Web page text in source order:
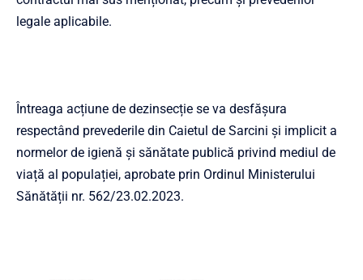
legale aplicabile.
Întreaga acțiune de dezinsecție se va desfășura
respectând prevederile din Caietul de Sarcini și implicit a
normelor de igienă și sănătate publică privind mediul de
viață al populației, aprobate prin Ordinul Ministerului
Sănătății nr. 562/23.02.2023.